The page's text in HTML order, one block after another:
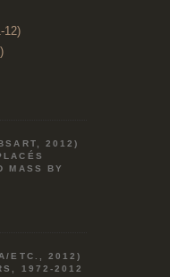
12)
2012)
MASS BY
ETC., 2012)
1972-2012